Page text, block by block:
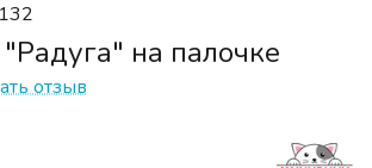
на палочке
отзыв